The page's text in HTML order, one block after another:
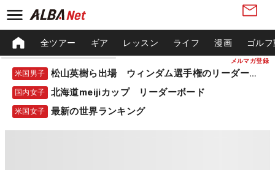
メルマガ登録
全ツアー ギア レッスン ライフ 漫画 ゴル
米国男子 松山英樹ら出場 ウィンダム選手権のリーダーボード
国内女子 北海道meijiカップ リーダーボード
米国女子 最新の世界ランキング